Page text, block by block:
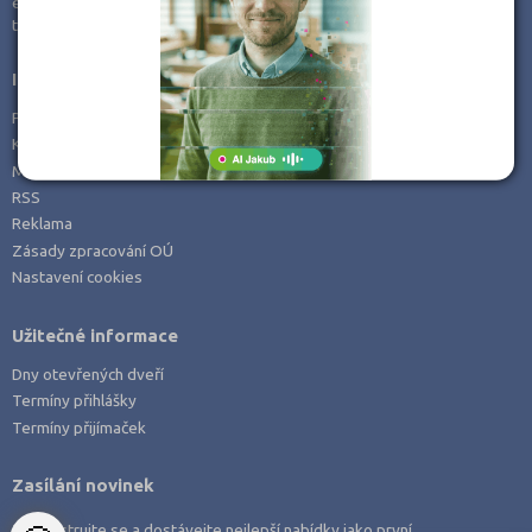
Zemědělské a ekologické
tel:
+420 606 411 115
Informace
Prohlášení o přístupnosti
Kontakt
Mapa serveru
RSS
Reklama
Zásady zpracování OÚ
Nastavení cookies
Užitečné informace
Dny otevřených dveří
Termíny přihlášky
Termíny přijímaček
Zasílání novinek